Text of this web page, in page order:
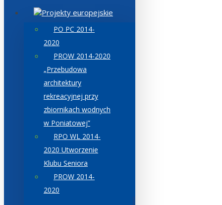
Projekty europejskie
PO PC 2014-
2020
PROW 2014-2020
„Przebudowa
architektury
rekreacyjnej przy
zbiornikach wodnych
w Poniatowej”
RPO WL 2014-
2020 Utworzenie
Klubu Seniora
PROW 2014-
2020